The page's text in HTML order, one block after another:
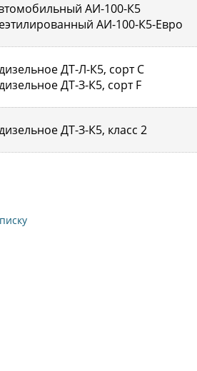
АИ-100-К5
АИ-100-К5-Евро
ДТ-Л-К5, сорт С
ДТ-З-К5, сорт F
ДТ-З-К5, класс 2